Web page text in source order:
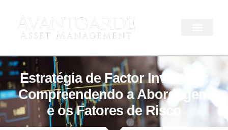
Estratégia de Factor Investing:
Compreendendo a Abordagem
e os Fatores de Risco